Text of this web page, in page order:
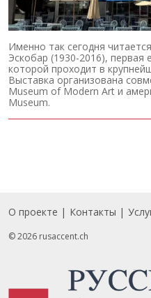
Именно так сегодня
Эскобар (1930-2016), первая
которой проходит в
Выставка организована
Museum of Modern Art и
Museum.
Footer
О проекте Контакты
© 2026 rusaccent.ch